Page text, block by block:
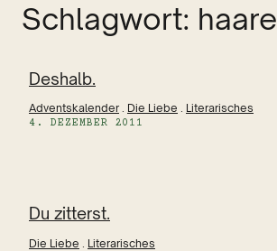
Schlagwort: haare
Deshalb.
Adventskalender . Die Liebe . Literarisches
4. DEZEMBER 2011
Du zitterst.
Die Liebe Literarisches